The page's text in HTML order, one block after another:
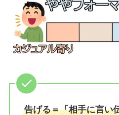
告げる＝「相手に言い